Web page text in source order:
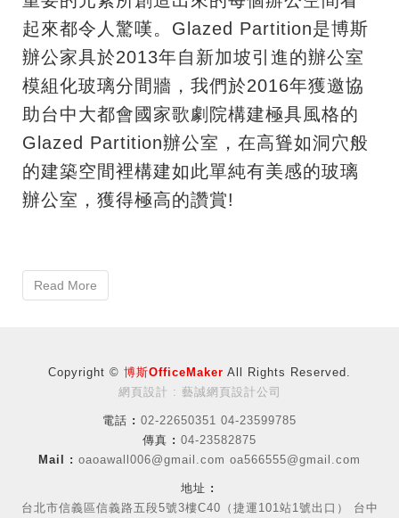
起來都令人驚嘆。Glazed Partition是博斯
辦公家具於2013年自新加坡引進的辦公室
模組化玻璃分間牆， 我們於2016年獲邀協
助台中大都會國家歌劇院構建極具風格的
Glazed Partition辦公室，在高聳如洞穴般
的建築空間裡構建如此單純有美感的玻璃
辦公室，獲得極高的讚賞!
Read More
Copyright © 博斯OfficeMaker All Rights Reserved.
網頁設計 : 藝誠網頁設計公司
電話 : 02-22650351 04-23599785
傳真 : 04-23582875
Mail : oaoawall006@gmail.com oa566555@gmail.com
地址 :
台北市信義區信義路五段5號3樓C40（捷運101站1號出口） 台中